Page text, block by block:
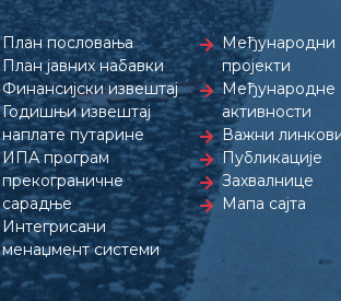
План пословања
План јавних набавки
Финансијски извештај
Годишњи извештај
наплате путарине
ИПА програм
прекограничне
сарадње
Интегрисани
менаџмент системи
Међународни
пројекти
Међународне
активности
Важни
Публикације
Захвалнице
Мапа сајта